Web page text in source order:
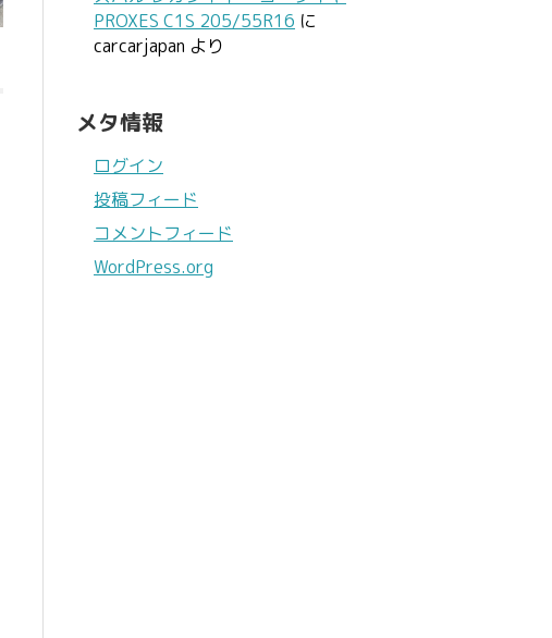
PROXES C1S 205/55R16 に
carcarjapan より
メタ情報
ログイン
投稿フィード
コメントフィード
WordPress.org